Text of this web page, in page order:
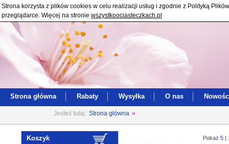
Strona korzysta z plików cookies w celu realizacji usług i zgodnie z Polityką
przeglądarce. Więcej na stronie wszystkoociasteczkach.pl
Strona główna Rabaty Wysyłka O nas
Jesteś tutaj: Strona główna »
Koszyk Pokaż 5 |